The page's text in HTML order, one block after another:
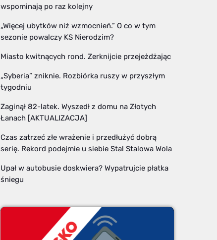
wspominają po raz kolejny
„Więcej ubytków niż wzmocnień.” O co w tym
sezonie powalczy KS Nierodzim?
Miasto kwitnących rond. Zerknijcie przejeżdżając
„Syberia” zniknie. Rozbiórka ruszy w przyszłym
tygodniu
Zaginął 82-latek. Wyszedł z domu na Złotych
Łanach [AKTUALIZACJA]
Czas zatrzeć złe wrażenie i przedłużyć dobrą
serię. Rekord podejmie u siebie Stal Stalowa Wola
Upał w autobusie doskwiera? Wypatrujcie płatka
śniegu